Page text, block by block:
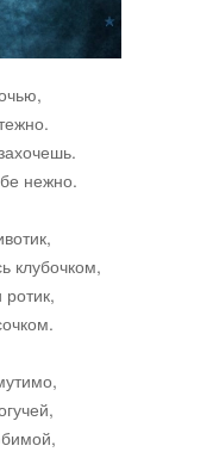
нежно.
клубочком,
ротик,